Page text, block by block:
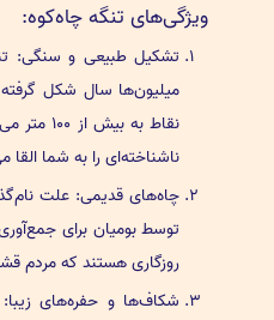
ویژگی‌های تنگه چاه‌کوه:
تشکیل طبیعی و سنگی:
میلیون‌ها سال شکل
نقاط
ناشناخته‌ای را به شما القا
چاه‌های قدیمی: علت
توسط بومیان برای
روزگاری هستند که مردم
شکاف‌ها و حفره‌های